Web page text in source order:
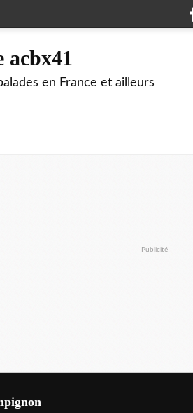
acbx41
en France et ailleurs
Publicité